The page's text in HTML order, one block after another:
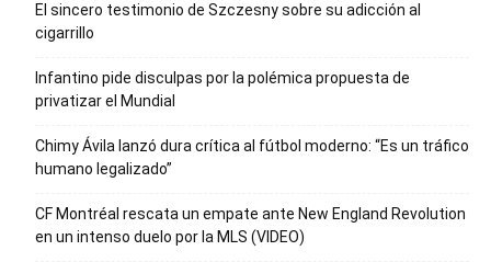
El sincero testimonio de Szczesny sobre su adicción al
cigarrillo
Infantino pide disculpas por la polémica propuesta de
privatizar el Mundial
Chimy Ávila lanzó dura crítica al fútbol moderno: “Es un tráfico
humano legalizado”
CF Montréal rescata un empate ante New England Revolution
en un intenso duelo por la MLS (VIDEO)